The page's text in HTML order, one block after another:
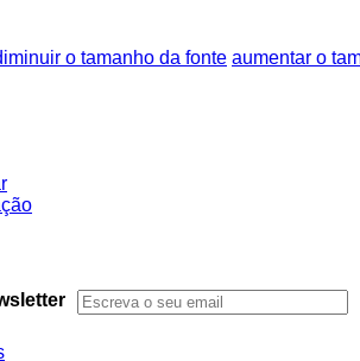
o tamanho da fonte aumentar o